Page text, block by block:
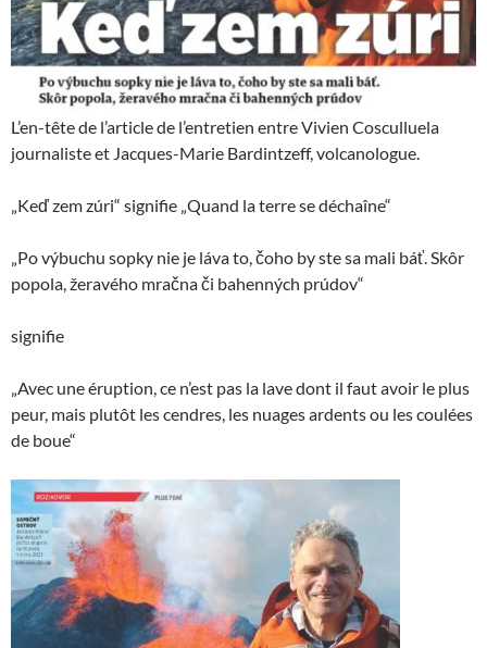
L’en-tête de l’article de l’entretien entre Vivien Cosculluela
journaliste et Jacques-Marie Bardintzeff, volcanologue.
„Keď zem zúri“ signifie „Quand la terre se déchaîne“
„Po výbuchu sopky nie je láva to, čoho by ste sa mali báť. Skôr
popola, žeravého mračna či bahenných prúdov“
signifie
„Avec une éruption, ce n’est pas la lave dont il faut avoir le plus
peur, mais plutôt les cendres, les nuages ardents ou les coulées
de boue“